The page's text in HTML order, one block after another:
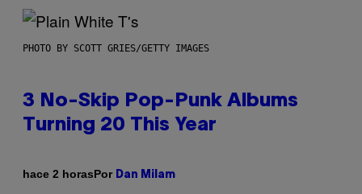
PHOTO BY SCOTT GRIES/GETTY IMAGES
3 No-Skip Pop-Punk Albums
Turning 20 This Year
hace 2 horasPor Dan Milam